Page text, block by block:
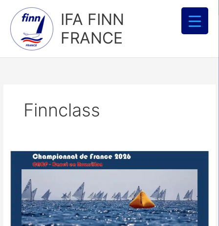
contenu
IFA FINN
FRANCE
Finnclass
Annulation
Championnat
France
NATIONAL